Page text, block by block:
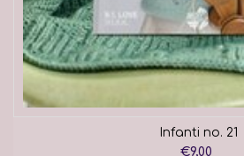
Infanti no. 21
€9,00